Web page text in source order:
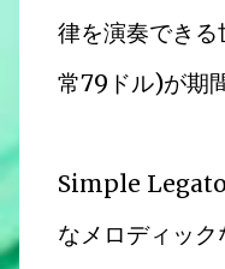
律を演奏でき
常79ドル)が期
Simple
なメロディッ